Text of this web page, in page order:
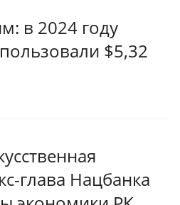
в 2024 году
$5,32
глава Нацбанка